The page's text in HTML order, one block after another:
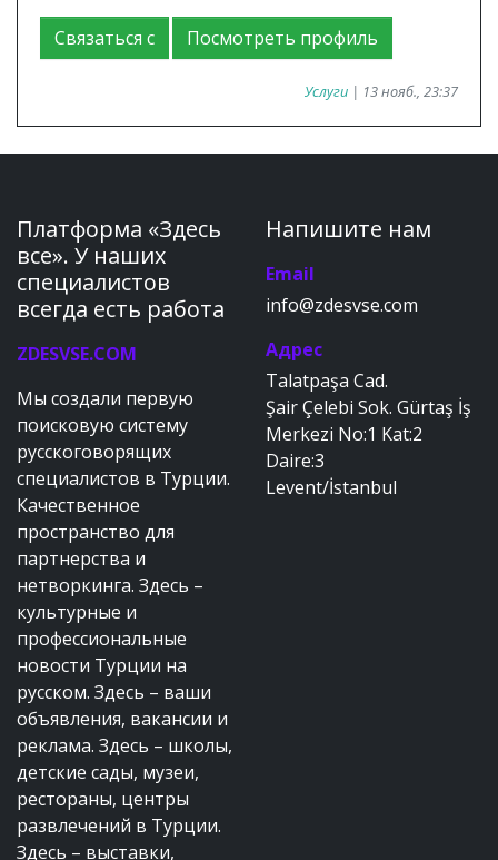
Связаться с Посмотреть профиль
Услуги | 13 нояб., 23:37
Платформа «Здесь
все». У наших
специалистов
всегда есть работа
ZDESVSE.COM
Мы создали первую
поисковую систему
русскоговорящих
специалистов в Турции.
Качественное
пространство для
партнерства и
нетворкинга. Здесь –
культурные и
профессиональные
новости Турции на
русском. Здесь – ваши
объявления, вакансии и
реклама. Здесь – школы,
детские сады, музеи,
рестораны, центры
развлечений в Турции.
Здесь – выставки,
Напишите нам
Email
info@zdesvse.com
Адрес
Talatpaşa Cad.
Şair Çelebi Sok. Gürtaş İş
Merkezi No:1 Kat:2
Daire:3
Levent/İstanbul